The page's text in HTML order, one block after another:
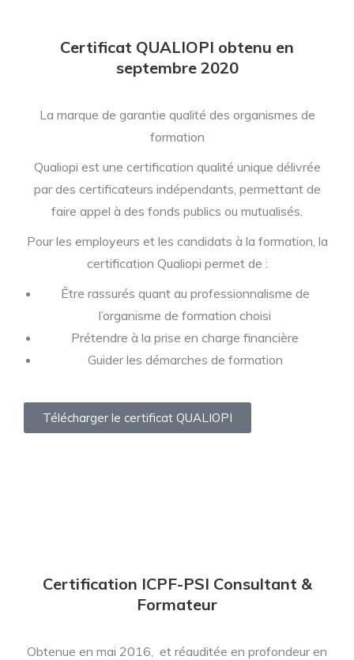
Certificat QUALIOPI obtenu en
septembre 2020
La marque de garantie qualité des organismes de
formation
Qualiopi est une certification qualité unique délivrée
par des certificateurs indépendants, permettant de
faire appel à des fonds publics ou mutualisés.
Pour les employeurs et les candidats à la formation, la
certification Qualiopi permet de :
Être rassurés quant au professionnalisme de
l’organisme de formation choisi
Prétendre à la prise en charge financière
Guider les démarches de formation
Télécharger le certificat QUALIOPI
Certification ICPF-PSI Consultant &
Formateur
Obtenue en mai 2016, et réauditée en profondeur en